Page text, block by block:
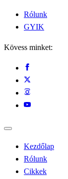
Rólunk
GYIK
Kövess minket:
Kezdőlap
Rólunk
Cikkek